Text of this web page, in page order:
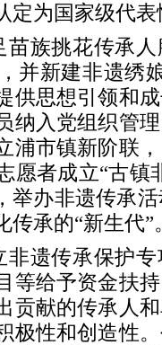
定为国家级代
苗族挑花传承
并新建非遗绣
供思想引领和
纳入党组织管
浦市镇新阶联
愿者成立“古镇
举办非遗传承
传承的“新生代”
非遗传承保护
等给予资金扶
贡献的传承人
极性和创造性